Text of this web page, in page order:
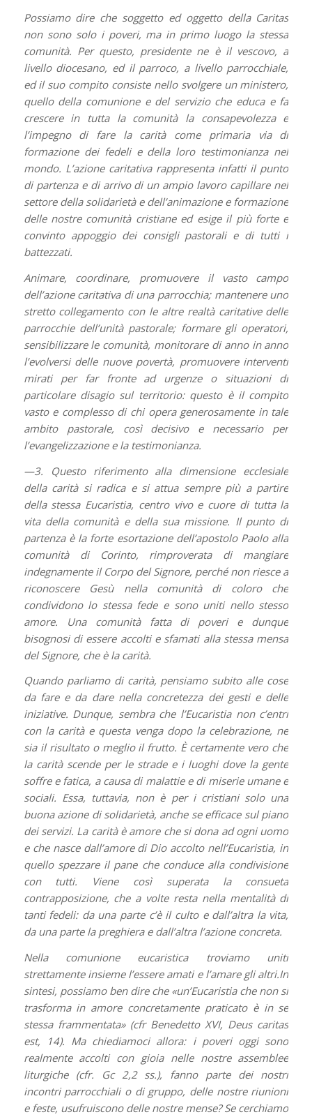
Possiamo dire che soggetto ed oggetto della Caritas
non sono solo i poveri, ma in primo luogo la stessa
comunità. Per questo, presidente ne è il vescovo, a
livello diocesano, ed il parroco, a livello parrocchiale,
ed il suo compito consiste nello svolgere un ministero,
quello della comunione e del servizio che educa e fa
crescere in tutta la comunità la consapevolezza e
l’impegno di fare la carità come primaria via di
formazione dei fedeli e della loro testimonianza nel
mondo. L’azione caritativa rappresenta infatti il punto
di partenza e di arrivo di un ampio lavoro capillare nel
settore della solidarietà e dell’animazione e formazione
delle nostre comunità cristiane ed esige il più forte e
convinto appoggio dei consigli pastorali e di tutti i
battezzati.
Animare, coordinare, promuovere il vasto campo
dell’azione caritativa di una parrocchia; mantenere uno
stretto collegamento con le altre realtà caritative delle
parrocchie dell’unità pastorale; formare gli operatori,
sensibilizzare le comunità, monitorare di anno in anno
l’evolversi delle nuove povertà, promuovere interventi
mirati per far fronte ad urgenze o situazioni di
particolare disagio sul territorio: questo è il compito
vasto e complesso di chi opera generosamente in tale
ambito pastorale, così decisivo e necessario per
l’evangelizzazione e la testimonianza.
—3. Questo riferimento alla dimensione ecclesiale
della carità si radica e si attua sempre più a partire
della stessa Eucaristia, centro vivo e cuore di tutta la
vita della comunità e della sua missione. Il punto di
partenza è la forte esortazione dell’apostolo Paolo alla
comunità di Corinto, rimproverata di mangiare
indegnamente il Corpo del Signore, perché non riesce a
riconoscere Gesù nella comunità di coloro che
condividono lo stessa fede e sono uniti nello stesso
amore. Una comunità fatta di poveri e dunque
bisognosi di essere accolti e sfamati alla stessa mensa
del Signore, che è la carità.
Quando parliamo di carità, pensiamo subito alle cose
da fare e da dare nella concretezza dei gesti e delle
iniziative. Dunque, sembra che l’Eucaristia non c’entri
con la carità e questa venga dopo la celebrazione, ne
sia il risultato o meglio il frutto. È certamente vero che
la carità scende per le strade e i luoghi dove la gente
soffre e fatica, a causa di malattie e di miserie umane e
sociali. Essa, tuttavia, non è per i cristiani solo una
buona azione di solidarietà, anche se efficace sul piano
dei servizi. La carità è amore che si dona ad ogni uomo
e che nasce dall’amore di Dio accolto nell’Eucaristia, in
quello spezzare il pane che conduce alla condivisione
con tutti. Viene così superata la consueta
contrapposizione, che a volte resta nella mentalità di
tanti fedeli: da una parte c’è il culto e dall’altra la vita,
da una parte la preghiera e dall’altra l’azione concreta.
Nella comunione eucaristica troviamo uniti
strettamente insieme l’essere amati e l’amare gli altri.In
sintesi, possiamo ben dire che «un’Eucaristia che non si
trasforma in amore concretamente praticato è in se
stessa frammentata» (cfr Benedetto XVI, Deus caritas
est, 14). Ma chiediamoci allora: i poveri oggi sono
realmente accolti con gioia nelle nostre assemblee
liturgiche (cfr. Gc 2,2 ss.), fanno parte dei nostri
incontri parrocchiali o di gruppo, delle nostre riunioni
e feste, usufruiscono delle nostre mense? Se cerchiamo